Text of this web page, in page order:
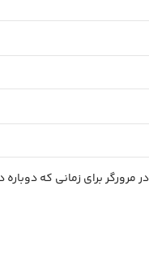
مرورگر برای زمانی که